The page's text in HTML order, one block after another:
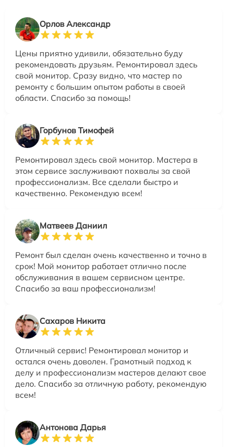
Орлов Александр
Цены приятно удивили, обязательно буду
рекомендовать друзьям. Ремонтировал здесь
свой монитор. Сразу видно, что мастер по
ремонту с большим опытом работы в своей
области. Спасибо за помощь!
Горбунов Тимофей
Ремонтировал здесь свой монитор. Мастера в
этом сервисе заслуживают похвалы за свой
профессионализм. Все сделали быстро и
качественно. Рекомендую всем!
Матвеев Даниил
Ремонт был сделан очень качественно и точно в
срок! Мой монитор работает отлично после
обслуживания в вашем сервисном центре.
Спасибо за ваш профессионализм!
Сахаров Никита
Отличный сервис! Ремонтировал монитор и
остался очень доволен. Грамотный подход к
делу и профессионализм мастеров делают свое
дело. Спасибо за отличную работу, рекомендую
всем!
Антонова Дарья